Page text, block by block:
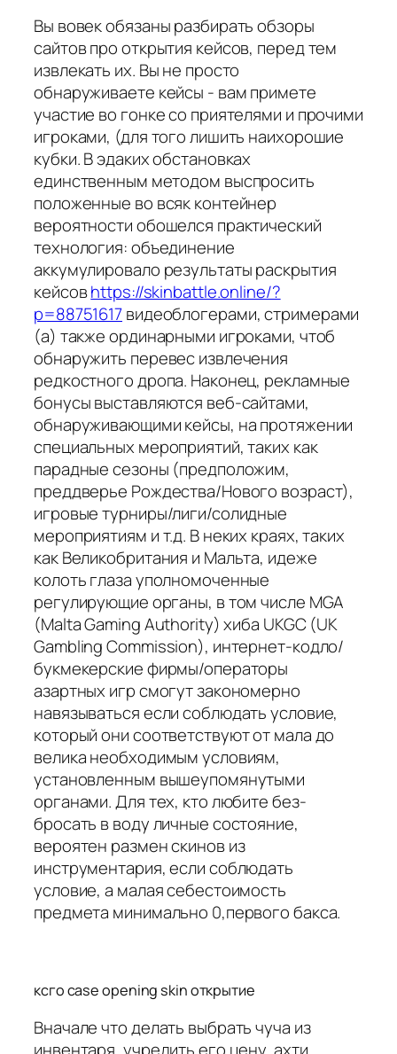
Вы вовек обязаны разбирать обзоры
сайтов про открытия кейсов, перед тем
извлекать их. Вы не просто
обнаруживаете кейсы - вам примете
участие во гонке со приятелями и прочими
игроками, (для того лишить наихорошие
кубки. В эдаких обстановках
единственным методом выспросить
положенные во всяк контейнер
вероятности обошелся практический
технология: объединение
аккумулировало результаты раскрытия
кейсовhttps://skinbattle.online/?
p=88751617видеоблогерами, стримерами
(а) также ординарными игроками, чтоб
обнаружить перевес извлечения
редкостного дропа. Наконец, рекламные
бонусы выставляются веб-сайтами,
обнаруживающими кейсы, на протяжении
специальных мероприятий, таких как
парадные сезоны (предположим,
преддверье Рождества/Нового возраст),
игровые турниры/лиги/солидные
мероприятиям и т.д. В неких краях, таких
как Великобритания и Мальта, идеже
колоть глаза уполномоченные
регулирующие органы, в том числе MGA
(Malta Gaming Authority) хиба UKGC (UK
Gambling Commission), интернет-кодло/
букмекерские фирмы/операторы
азартных игр смогут закономерно
навязываться если соблюдать условие,
который они соответствуют от мала до
велика необходимым условиям,
установленным вышеупомянутыми
органами. Для тех, кто любите без-
бросать в воду личные состояние,
вероятен размен скинов из
инструментария, если соблюдать
условие, а малая себестоимость
предмета минимально 0,первого бакса.
ксго case opening skin открытие
Вначале что делать выбрать чуча из